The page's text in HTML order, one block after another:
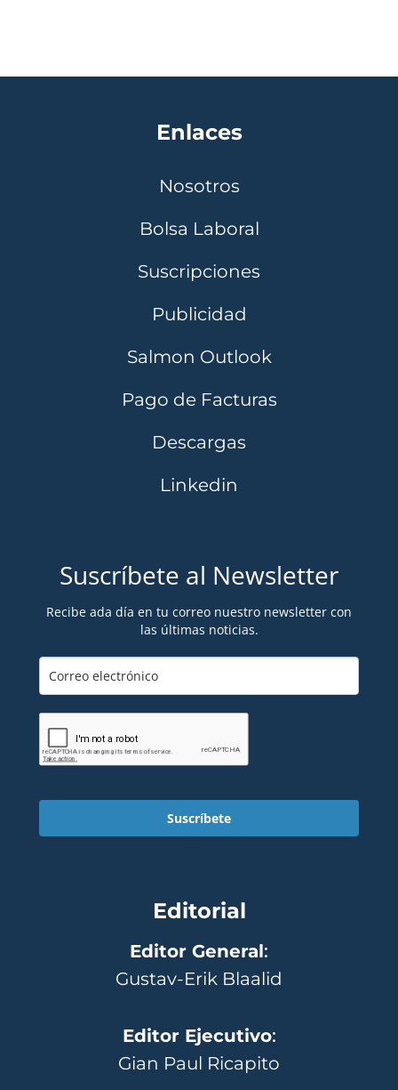
Enlaces
Nosotros
Bolsa Laboral
Suscripciones
Publicidad
Salmon Outlook
Pago de Facturas
Descargas
Linkedin
Suscríbete al Newsletter
Recibe ada día en tu correo nuestro newsletter con
las últimas noticias.
Suscríbete
Editorial
Editor General:
Gustav-Erik Blaalid
Editor Ejecutivo:
Gian Paul Ricapito